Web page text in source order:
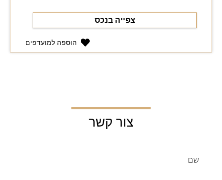
צפייה בנכס
הוספה למועדפים
צור קשר